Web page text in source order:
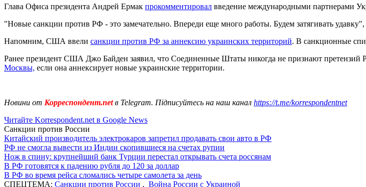
Глава Офиса президента Андрей Ермак прокомментировал введение международными партнерами
"Новые санкции против РФ - это замечательно. Впереди еще много работы. Будем затягивать
Напомним, США ввели санкции против РФ за аннексию украинских территорий. В санкционные
Ранее президент США Джо Байден заявил, что Соединенные Штаты никогда не признают претензий
Москвы, если она аннексирует новые украинские территории.
Новини от Корреспондент.netв Telegram. Підписуйтесь на наш канал https://t.me/korrespondentnet
Читайте Korrespondent.net в Google News
Санкции против России
Китайский производитель электрокаров запретил продавать свои авто в РФ
РФ не смогла вывести из Индии скопившиеся на счетах рупии
Нож в спину: крупнейший банк Турции перестал открывать счета россянам
В РФ готовятся к падению рубля до 120 за доллар
В РФ во время рейса сломались четыре самолета за день
СПЕЦТЕМА: Санкции против России , Война России с Украиной